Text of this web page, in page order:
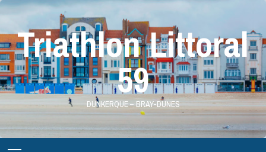
Skip
contentTriathlon Littoral
59
DUNKERQUE – BRAY-DUNES